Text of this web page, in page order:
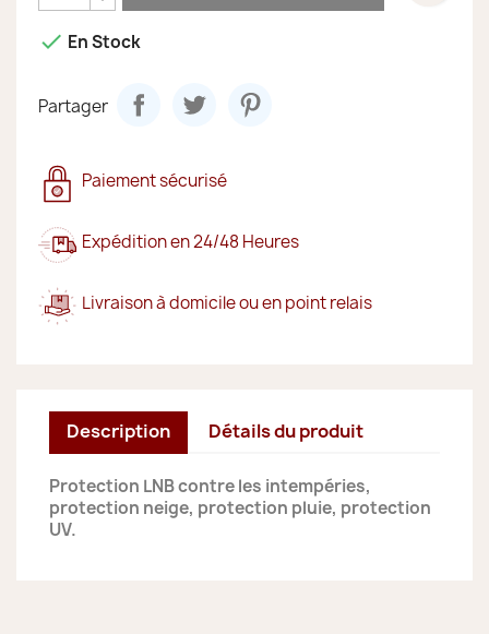
 En Stock
Partager
Paiement sécurisé
Expédition en 24/48 Heures
Livraison à domicile ou en point relais
Description Détails du produit
Protection LNB contre les intempéries,
protection neige, protection pluie, protection
UV.